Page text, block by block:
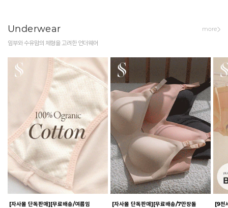
Underwear
임부와 수유맘의 체형을 고려한 언더웨어
more
[자사몰 단독판매][무료배송/여름임
[자사몰 단독판매][무료배송/7만장돌
[9천